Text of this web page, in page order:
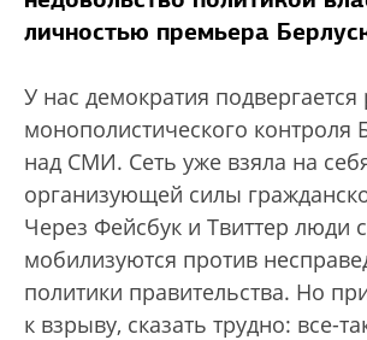
личностью премьера
У нас демократия подвергается
монополистического контроля
над СМИ. Сеть уже взяла на
организующей силы
Через Фейсбук и Твиттер люди
мобилизуются против
политики правительства. Но
к взрыву, сказать трудно: все-